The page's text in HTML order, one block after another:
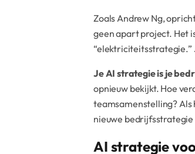
Zoals Andrew Ng,
geen apart project. Het
Je AI strategie is je
opnieuw bekijkt. Hoe
teamsamenstelling? Als
nieuwe
AI strategie